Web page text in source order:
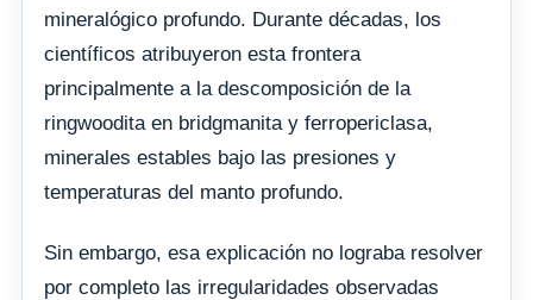
mineralógico profundo. Durante décadas, los
científicos atribuyeron esta frontera
principalmente a la descomposición de la
ringwoodita en bridgmanita y ferropericlasa,
minerales estables bajo las presiones y
temperaturas del manto profundo.
Sin embargo, esa explicación no lograba resolver
por completo las irregularidades observadas